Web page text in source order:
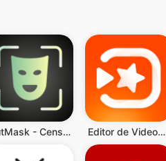
PutMask - Censor Video & Image Editor de Videos - VivaVideo